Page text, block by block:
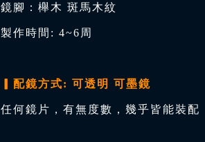
鏡腳：櫸木 斑馬木紋
製作時間: 4~6周
▎配鏡方式: 可透明 可墨鏡
任何鏡片，有無度數，幾乎皆能裝